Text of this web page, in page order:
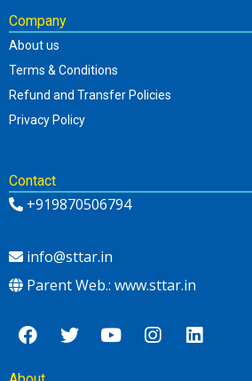
Company
About us
Terms & Conditions
Refund and Transfer Policies
Privacy Policy
Contact
+919870506794
info@sttar.in
Parent Web.: www.sttar.in